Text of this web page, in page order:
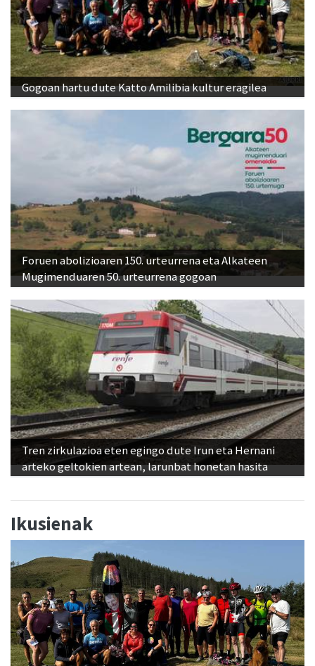
Gogoan hartu dute Katto Amilibia kultur eragilea
Foruen abolizioaren 150. urteurrena eta Alkateen
Mugimenduaren 50. urteurrena gogoan
Tren zirkulazioa eten egingo dute Irun eta Hernani
arteko geltokien artean, larunbat honetan hasita
Ikusienak